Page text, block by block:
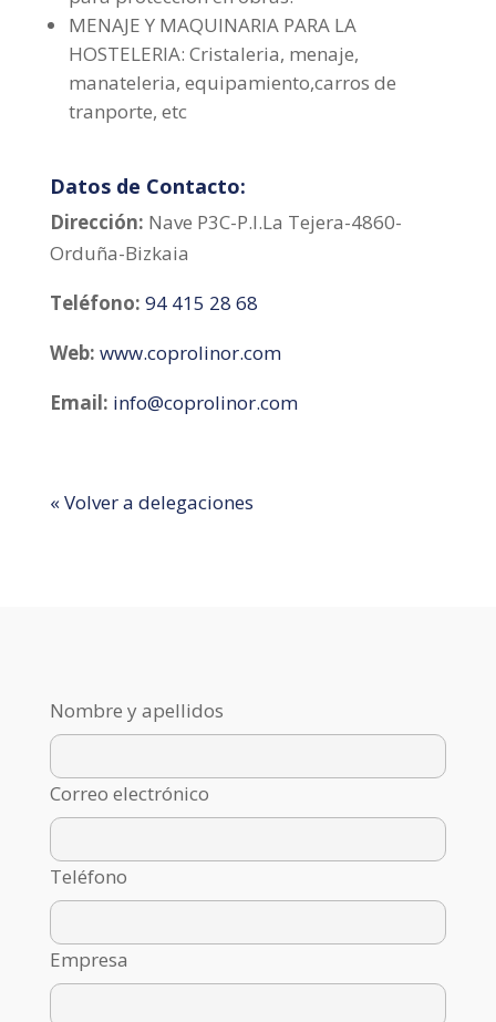
MENAJE Y MAQUINARIA PARA LA
HOSTELERIA: Cristaleria, menaje,
manateleria, equipamiento,carros de
tranporte, etc
Datos de Contacto:
Dirección: Nave P3C-P.I.La Tejera-4860-
Orduña-Bizkaia
Teléfono: 94 415 28 68
Web: www.coprolinor.com
Email: info@coprolinor.com
« Volver a delegaciones
Nombre y apellidos
Correo electrónico
Teléfono
Empresa